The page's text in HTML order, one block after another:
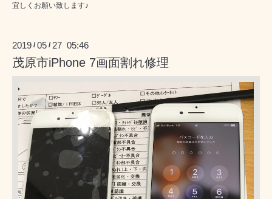
宜しくお願い致します♪
2019 /05 / 27 05:46
茂原市iPhone 7画面割れ修理